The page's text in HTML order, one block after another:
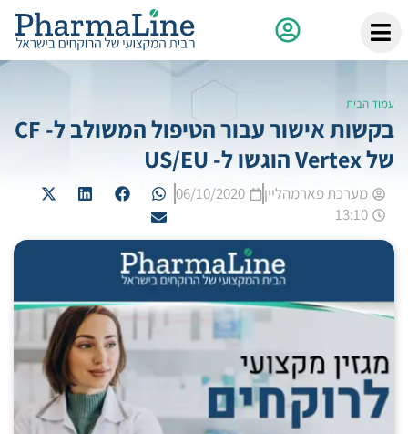
עמוד הבית
בקשות אישור עבור הטיפול המשולב ל- CF
של Vertex הוגשו ל- US/EU
מערכת פארמהליין
06/10/2020
13:10